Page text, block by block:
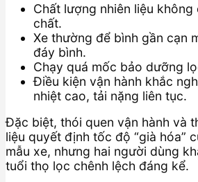
Chất lượng nhiên liệu không
chất.
Xe thường để bình gần cạn
đáy bình.
Chạy quá mốc bảo dưỡng
Điều kiện vận hành khắc
nhiệt cao, tải nặng liên tục.
Đặc biệt, thói quen vận hành và
liệu quyết định tốc độ “già hóa”
mẫu xe, nhưng hai người dùng
tuổi thọ lọc chênh lệch đáng kể.